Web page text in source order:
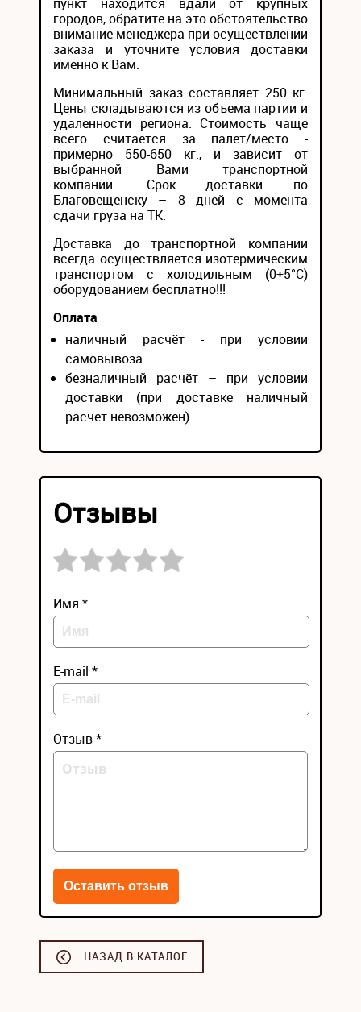
городов, обратите на это обстоятельство
внимание менеджера при осуществлении
заказа и уточните условия доставки
именно к Вам.
Минимальный заказ составляет 250 кг.
Цены складываются из объема партии и
удаленности региона. Стоимость чаще
всего считается за палет/место -
примерно 550-650 кг., и зависит от
выбранной Вами транспортной
компании. Срок доставки по
Благовещенску – 8 дней с момента
сдачи груза на ТК.
Доставка до транспортной компании
всегда осуществляется изотермическим
транспортом с холодильным (0+5°С)
оборудованием бесплатно!!!
Оплата
наличный расчёт - при условии
самовывоза
безналичный расчёт – при условии
доставки (при доставке наличный
расчет невозможен)
Отзывы
Имя *
E-mail *
Отзыв *
НАЗАД В КАТАЛОГ